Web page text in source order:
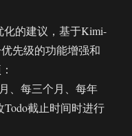
化的建议，基于Kimi-
先级的功能增强和
、每三个月、每年
截止时间时进行